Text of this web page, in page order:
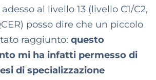
al livello 13 (livello C1/C2,
posso dire che un piccolo
raggiunto: questo
mi ha infatti permesso di
di specializzazione